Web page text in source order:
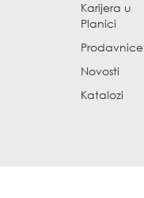
Karijera u
Planici
Prodavnice
Novosti
Katalozi